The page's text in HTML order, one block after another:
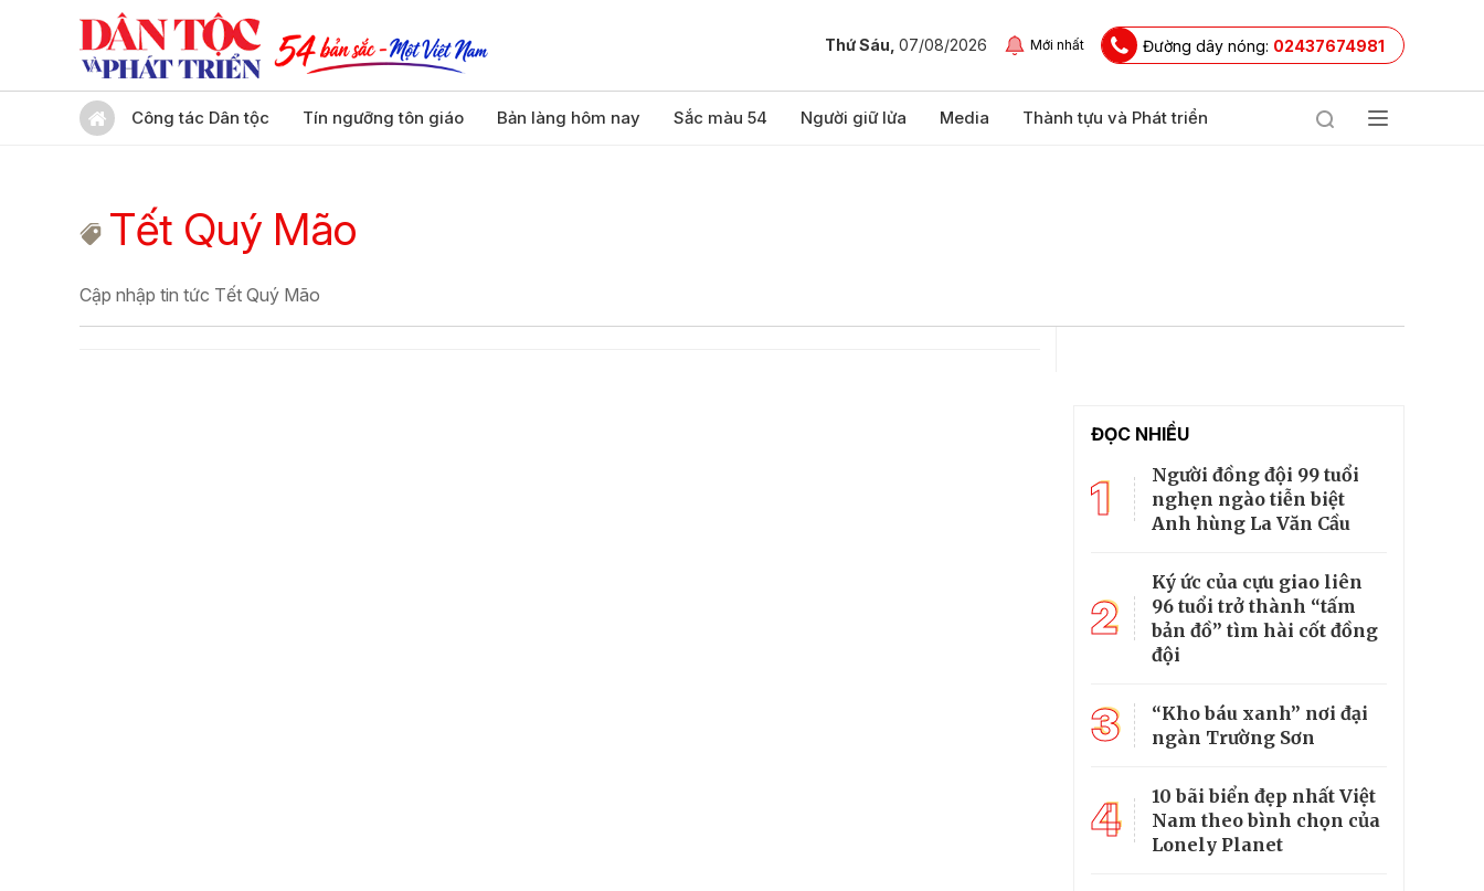
Thứ Sáu, 07/08/2026 Mới nhất Đường dây nóng: 02437674981
Công tác Dân tộc Tín ngưỡng tôn giáo Bản làng hôm nay Sắc màu 54 Người giữ lửa Media Thành tựu và Phát triển
Tết Quý Mão
Cập nhập tin tức Tết Quý Mão
ĐỌC NHIỀU
1
Người đồng đội 99 tuổi
nghẹn ngào tiễn biệt
Anh hùng La Văn Cầu
2
Ký ức của cựu giao liên
96 tuổi trở thành “tấm
bản đồ” tìm hài cốt đồng
đội
3
“Kho báu xanh” nơi đại
ngàn Trường Sơn
4
10 bãi biển đẹp nhất Việt
Nam theo bình chọn của
Lonely Planet